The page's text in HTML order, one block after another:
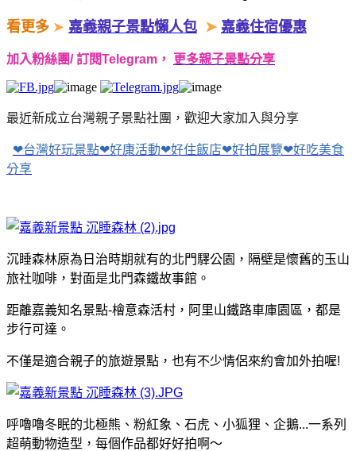
看更多 ➤ 嘉義親子景點懶人包 ➤ 嘉義住宿優惠
加入粉絲團/ 訂閱Telegram， 更多親子景點分享
最近新成立台灣親子景點社團，歡迎大家加入與分享
❤台灣好玩景點❤好康活動❤好住飯店❤好拍展覽❤好吃美食
分享
沉睡森林原為日治時期就有的北門驛公園，隔壁是懷舊的玉山
旅社咖啡，對面是北門森鐵故事館。
距離嘉義知名景點-檜意森活村，阿里山鐵路車庫園區， 都是
步行可達。
不僅是適合親子的旅遊景點，也有不少情侶來約會加外拍喔!
呼嚕嚕冬眠的北極熊、粉紅象、石虎、小狐狸、企鵝...一系列
超萌動物造型，每個作品都好好拍啊～